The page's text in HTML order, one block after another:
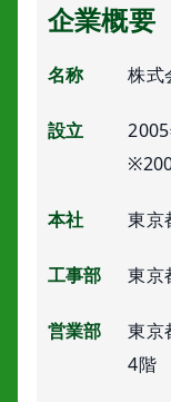
企業概要
名称 株式
設立
本社 東京
工事部 東京
営業部
東京
4階